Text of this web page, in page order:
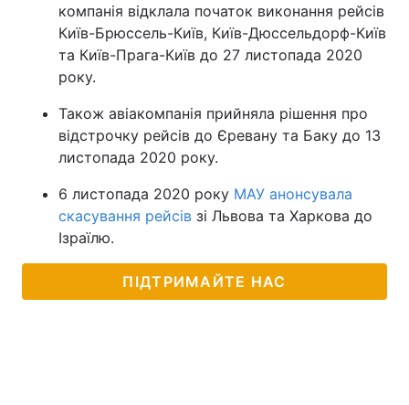
компанія відклала початок виконання рейсів
Київ-Брюссель-Київ, Київ-Дюссельдорф-Київ
та Київ-Прага-Київ до 27 листопада 2020
року.
Також авіакомпанія прийняла рішення про
відстрочку рейсів до Єревану та Баку до 13
листопада 2020 року.
6 листопада 2020 року МАУ анонсувала
скасування рейсів зі Львова та Харкова до
Ізраїлю.
ПІДТРИМАЙТЕ НАС